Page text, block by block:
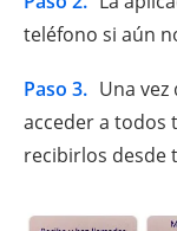
teléfono si aún
Paso 3. Una
acceder a todos
recibirlos desde